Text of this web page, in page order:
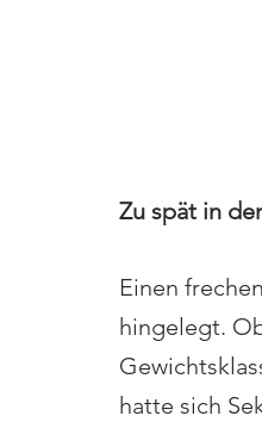
Zu spät in
Einen
hingelegt.
hatte sich